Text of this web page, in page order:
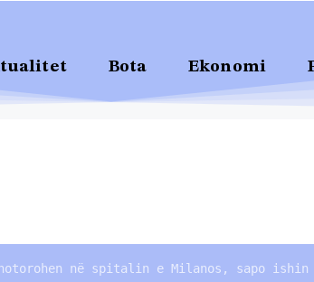
Bota Ekonomi
në spitalin e Milanos, sapo ishin